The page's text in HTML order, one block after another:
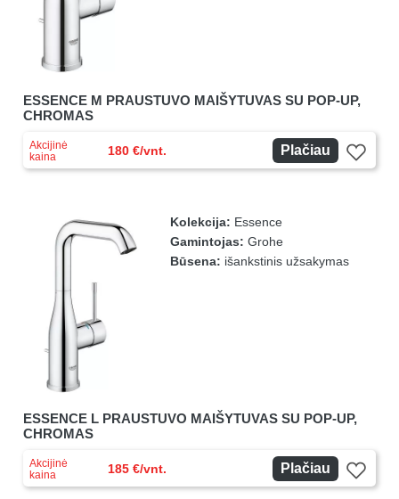
ESSENCE M PRAUSTUVO MAIŠYTUVAS SU POP-UP,
CHROMAS
Akcijinė
kaina
180 €/vnt. Plačiau
Kolekcija: Essence
Gamintojas: Grohe
Būsena: išankstinis užsakymas
ESSENCE L PRAUSTUVO MAIŠYTUVAS SU POP-UP,
CHROMAS
Akcijinė
kaina
185 €/vnt. Plačiau